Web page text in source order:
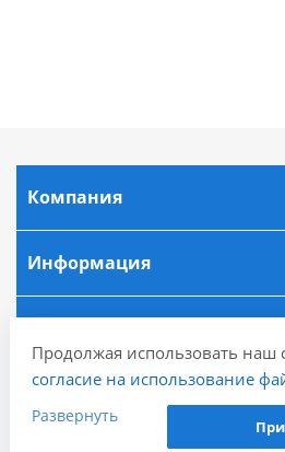
Компания
Информация
Наши
+7 (846) 202-80-12
Продолжая использовать наш
согласие на использование
пользовательских данных
сведения о местоположении,
Развернуть